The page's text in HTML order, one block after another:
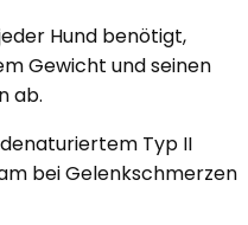
Hund benötigt,
Gewicht und seinen
ab.
Typ II
bei Gelenkschmerzen